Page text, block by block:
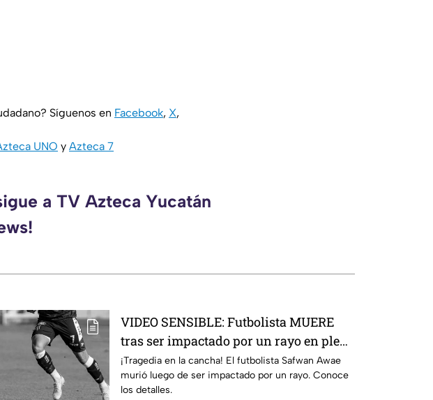
Síguenos en Facebook, X,
UNO y Azteca 7
a TV Azteca Yucatán
VIDEO SENSIBLE: Futbolista MUERE
tras ser impactado por un rayo en pleno
partido; así ocurrió
¡Tragedia en la cancha! El futbolista Safwan Awae
murió luego de ser impactado por un rayo. Conoce
los detalles.